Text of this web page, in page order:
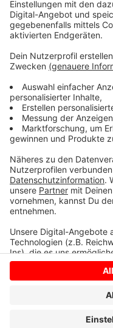
werden können sind
Glasflaschen,
Tische und Stühle,
Lieferdiensten. Mit
Abfallmenge deutlich
Wiese, Strand,
die Sicherheit aller
es.
Anzeige
Anzeige